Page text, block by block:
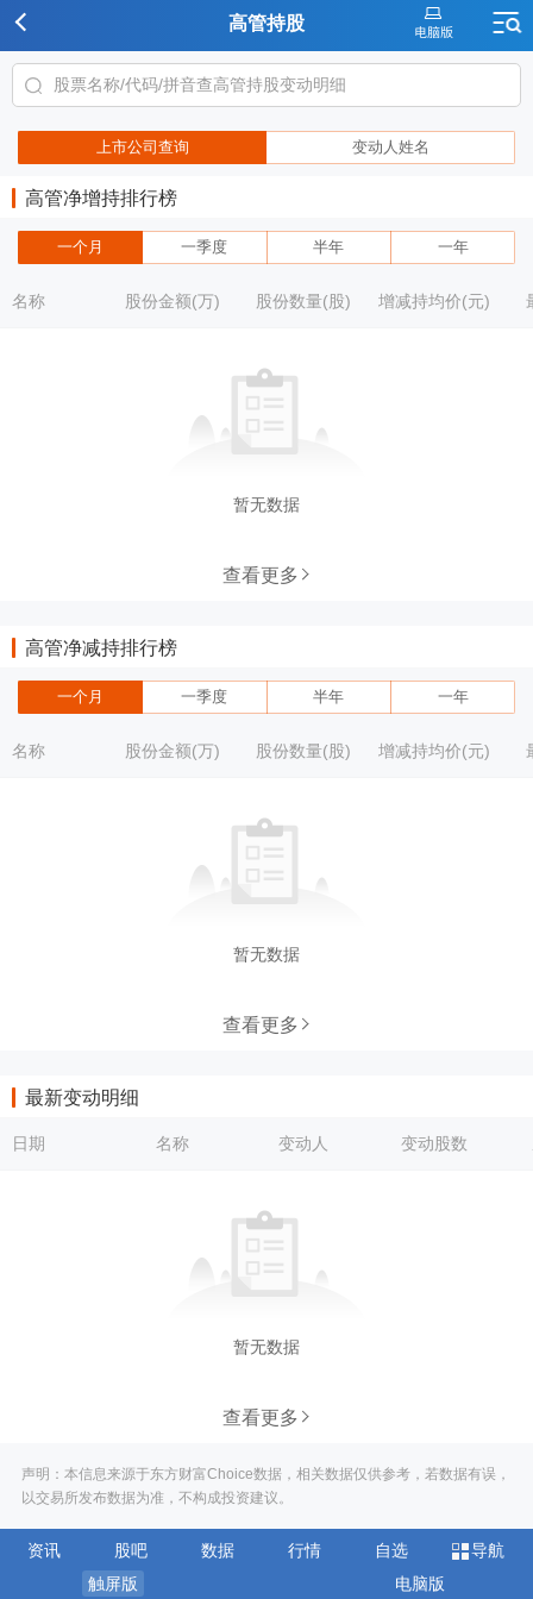
高管持股
上市公司查询 变动人姓名
高管净增持排行榜
一个月 一季度 半年 一年
名称 股份金额(万) 股份数量(股) 增减持均价(元)
暂无数据
查看更多
高管净减持排行榜
一个月 一季度 半年 一年
名称 股份金额(万) 股份数量(股) 增减持均价(元)
暂无数据
查看更多
最新变动明细
日期 名称 变动人 变动股数
暂无数据
查看更多
声明：本信息来源于东方财富Choice数据，相关数据仅供参考，若数据有误，
以交易所发布数据为准，不构成投资建议。
资讯 股吧 数据 行情 自选
导航
触屏版
电脑版